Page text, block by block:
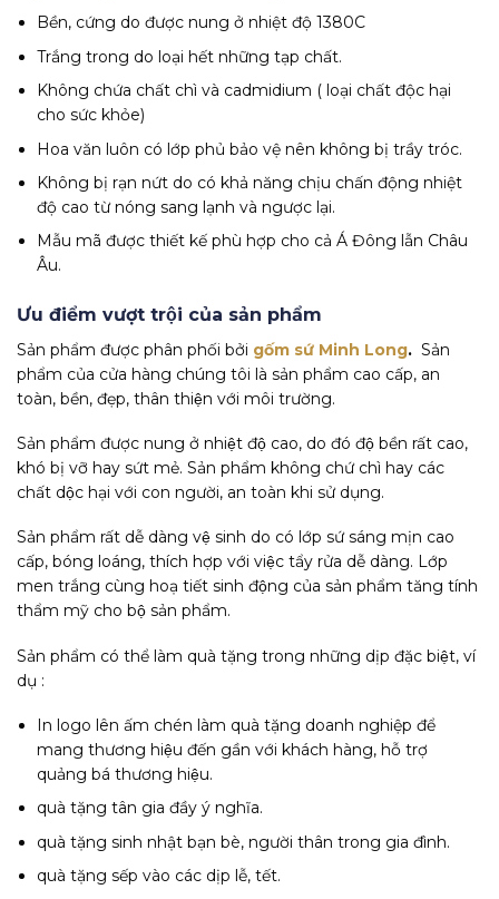
Bền, cứng do được nung ở nhiệt độ 1380C
Trắng trong do loại hết những tạp chất.
Không chứa chất chì và cadmidium ( loại chất độc hại
cho sức khỏe)
Hoa văn luôn có lớp phủ bảo vệ nên không bị trầy tróc.
Không bị rạn nứt do có khả năng chịu chấn động nhiệt
độ cao từ nóng sang lạnh và ngược lại.
Mẫu mã được thiết kế phù hợp cho cả Á Đông lẫn Châu
Âu.
Ưu điểm vượt trội của sản phẩm
Sản phẩm được phân phối bởi gốm sứ Minh Long. Sản
phẩm của cửa hàng chúng tôi là sản phẩm cao cấp, an
toàn, bền, đẹp, thân thiện với môi trường.
Sản phẩm được nung ở nhiệt độ cao, do đó độ bền rất cao,
khó bị vỡ hay sứt mẻ. Sản phẩm không chứ chì hay các
chất dộc hại với con người, an toàn khi sử dụng.
Sản phẩm rất dễ dàng vệ sinh do có lớp sứ sáng mịn cao
cấp, bóng loáng, thích hợp với việc tẩy rửa dễ dàng. Lớp
men trắng cùng hoạ tiết sinh động của sản phẩm tăng tính
thẩm mỹ cho bộ sản phẩm.
Sản phẩm có thể làm quà tặng trong những dịp đặc biệt, ví
dụ :
In logo lên ấm chén làm quà tặng doanh nghiệp để
mang thương hiệu đến gần với khách hàng, hỗ trợ
quảng bá thương hiệu.
quà tặng tân gia đầy ý nghĩa.
quà tặng sinh nhật bạn bè, người thân trong gia đình.
quà tặng sếp vào các dịp lễ, tết.